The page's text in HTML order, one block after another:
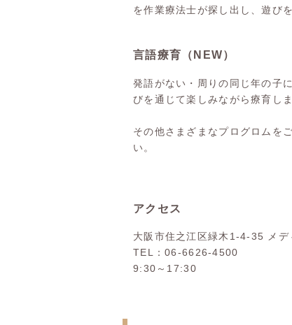
を作業療法士が探し出し、遊び
言語療育（NEW）
発語がない・周りの同じ年の子
びを通じて楽しみながら療育しま
その他さまざまなプログロムを
い。
アクセス
大阪市住之江区緑木1-4-35 メデ
TEL：06-6626-4500
9:30～17:30